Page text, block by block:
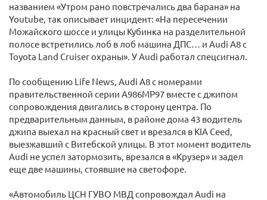
названием «Утром рано повстречались два барана» на
Youtube, так описывает инцидент: «На пересечении
Можайского шоссе и улицы Кубинка на разделительной
полосе встретились лоб в лоб машина ДПС… и Audi А8 c
Toyota Land Cruiser охраны». У Audi работал спецсигнал.
По сообщению Life News, Audi A8 с номерами
правительственной серии А986МР97 вместе с джипом
сопровождения двигались в сторону центра. По
предварительным данным, в районе дома 43 водитель
джипа выехал на красный свет и врезался в KIA Ceed,
выезжавший с Витебской улицы. В этот момент водитель
Audi не успел затормозить, врезался в «Крузер» и задел
еще две машины, стоявшие на светофоре.
«Автомобиль ЦСН ГУВО МВД сопровождал Audi на